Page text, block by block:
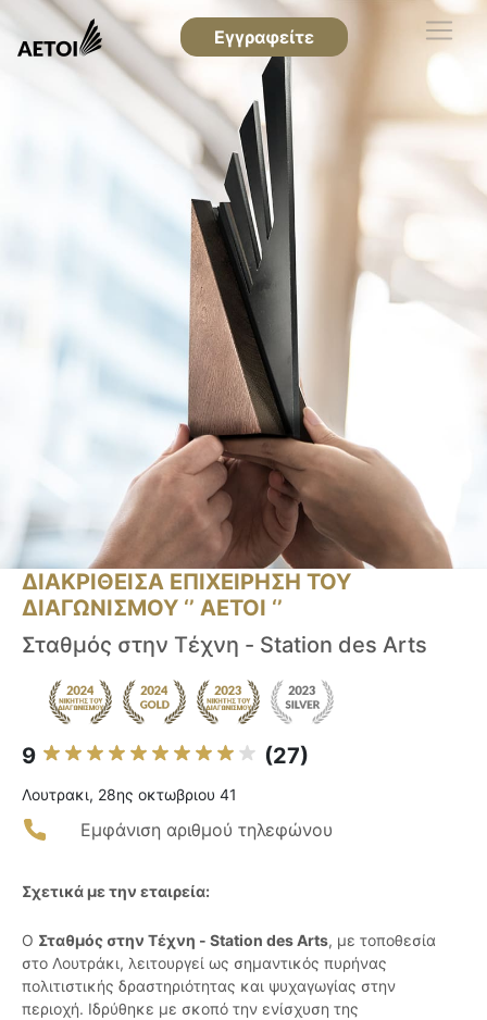
Εγγραφείτε
ΔΙΑΚΡΙΘΕΙΣΑ ΕΠΙΧΕΙΡΗΣΗ ΤΟΥ
ΔΙΑΓΩΝΙΣΜΟΥ ‘’ ΑΕΤΟΙ ‘’
Σταθμός στην Τέχνη - Station des Arts
9 (27)
Λουτρακι, 28ης οκτωβριου 41
Εμφάνιση αριθμού τηλεφώνου
Σχετικά με την εταιρεία:
Ο Σταθμός στην Τέχνη - Station des Arts, με τοποθεσία
στο Λουτράκι, λειτουργεί ως σημαντικός πυρήνας
πολιτιστικής δραστηριότητας και ψυχαγωγίας στην
περιοχή. Ιδρύθηκε με σκοπό την ενίσχυση της